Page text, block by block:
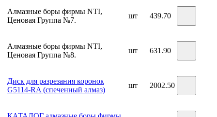
Алмазные боры фирмы NTI,
Ценовая Группа №7.
шт 439.70
Алмазные боры фирмы NTI,
Ценовая Группа №8.
шт 631.90
Диск для разрезания коронок
G5114-RA (спеченный алмаз)
шт 2002.50